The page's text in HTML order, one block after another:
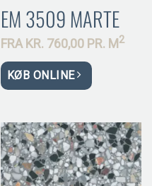
EM 3509 MARTE
FRA KR. 760,00 PR. M 2
KØB ONLINE